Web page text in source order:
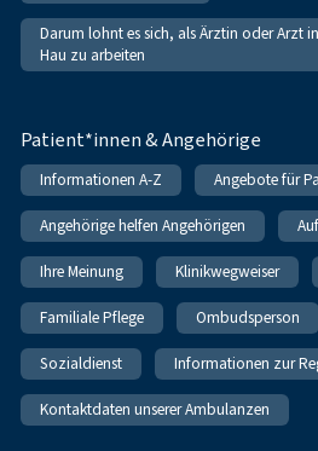
Darum lohnt es sich, als Ärztin oder Arzt
Hau zu arbeiten
Patient*innen & Angehörige
Informationen A-Z Angebote für
Angehörige helfen Angehörigen
Ihre Meinung Klinikwegweiser
Familiale Pflege Ombudsperson
Sozialdienst Informationen zur
Kontaktdaten unserer Ambulanzen